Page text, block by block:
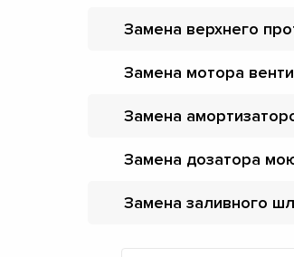
Замена верхнего
Замена мотора
Замена
Замена дозатора
Замена заливного